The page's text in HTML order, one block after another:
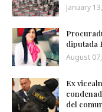
January
diputada
August
Ex
del